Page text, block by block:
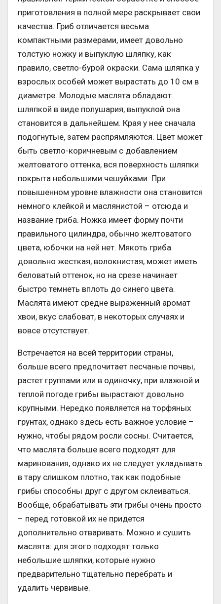
приготовления в полной мере раскрывает свои
качества. Гриб отличается весьма
компактными размерами, имеет довольно
толстую ножку и выпуклую шляпку, как
правило, светло-бурой окраски. Сама шляпка у
взрослых особей может вырастать до 10 см в
диаметре. Молодые маслята обладают
шляпкой в виде полушария, выпуклой она
становится в дальнейшем. Края у нее сначала
подогнутые, затем распрямляются. Цвет может
быть светло-коричневым с добавлением
желтоватого оттенка, вся поверхность шляпки
покрыта небольшими чешуйками. При
повышенном уровне влажности она становится
немного клейкой и маслянистой – отсюда и
название гриба. Ножка имеет форму почти
правильного цилиндра, обычно желтоватого
цвета, юбочки на ней нет. Мякоть гриба
довольно жесткая, волокнистая, может иметь
беловатый оттенок, но на срезе начинает
быстро темнеть вплоть до синего цвета.
Маслята имеют средне выраженный аромат
хвои, вкус слабоват, в некоторых случаях и
вовсе отсутствует.
Встречается на всей территории страны,
больше всего предпочитает песчаные почвы,
растет группами или в одиночку, при влажной и
теплой погоде грибы вырастают довольно
крупными. Нередко появляется на торфяных
грунтах, однако здесь есть важное условие –
нужно, чтобы рядом росли сосны. Считается,
что маслята больше всего подходят для
маринования, однако их не следует укладывать
в тару слишком плотно, так как подобные
грибы способны друг с другом склеиваться.
Вообще, обрабатывать эти грибы очень просто
– перед готовкой их не придется
дополнительно отваривать. Можно и сушить
маслята: для этого подходят только
небольшие шляпки, которые нужно
предварительно тщательно перебрать и
удалить червивые.